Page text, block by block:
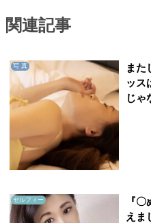
関連記事
写 真
また
ッス
じゃ
セルフィー
『
えま